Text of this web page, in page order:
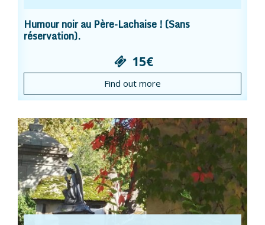
Humour noir au Père-Lachaise ! (Sans
réservation).
15€
Find out more